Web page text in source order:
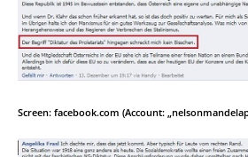
Screen: facebook.com (Account: